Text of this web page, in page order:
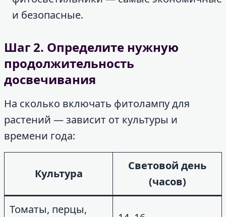
и безопасные.
Шаг 2. Определите нужную
продолжительность
досвечивания
На сколько включать фитолампу для
растений — зависит от культуры и
времени года:
Культура
Световой день
(часов)
Томаты, перцы,